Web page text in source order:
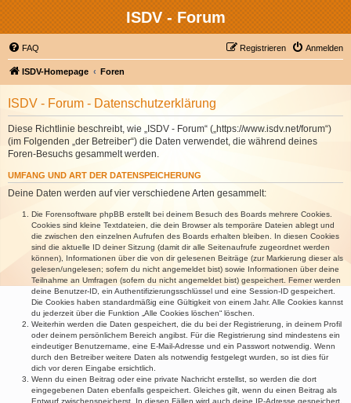
ISDV - Forum
FAQ Anmelden
Registrieren
ISDV-Homepage Foren
ISDV - Forum - Datenschutzerklärung
Diese Richtlinie beschreibt, wie „ISDV - Forum“ („https://www.isdv.net/forum“)
(im Folgenden „der Betreiber“) die Daten verwendet, die während deines
Foren-Besuchs gesammelt werden.
UMFANG UND ART DER DATENSPEICHERUNG
Deine Daten werden auf vier verschiedene Arten gesammelt:
Die Forensoftware phpBB erstellt bei deinem Besuch des Boards mehrere Cookies.
Cookies sind kleine Textdateien, die dein Browser als temporäre Dateien ablegt und
die zwischen den einzelnen Aufrufen des Boards erhalten bleiben. In diesen Cookies
sind die aktuelle ID deiner Sitzung (damit dir alle Seitenaufrufe zugeordnet werden
können), Informationen über die von dir gelesenen Beiträge (zur Markierung dieser als
gelesen/ungelesen; sofern du nicht angemeldet bist) sowie Informationen über deine
Teilnahme an Umfragen (sofern du nicht angemeldet bist) gespeichert. Ferner werden
deine Benutzer-ID, ein Authentifizierungsschlüssel und eine Session-ID gespeichert.
Die Cookies haben standardmäßig eine Gültigkeit von einem Jahr. Alle Cookies kannst
du jederzeit über die Funktion „Alle Cookies löschen“ löschen.
Weiterhin werden die Daten gespeichert, die du bei der Registrierung, in deinem Profil
oder deinem persönlichem Bereich angibst. Für die Registrierung sind mindestens ein
eindeutiger Benutzername, eine E-Mail-Adresse und ein Passwort notwendig. Wenn
durch den Betreiber weitere Daten als notwendig festgelegt wurden, so ist dies für
dich vor deren Eingabe ersichtlich.
Wenn du einen Beitrag oder eine private Nachricht erstellst, so werden die dort
eingegebenen Daten ebenfalls gespeichert. Gleiches gilt, wenn du einen Beitrag als
Entwurf zwischenspeicherst. In diesen Fällen wird auch deine IP-Adresse gespeichert.